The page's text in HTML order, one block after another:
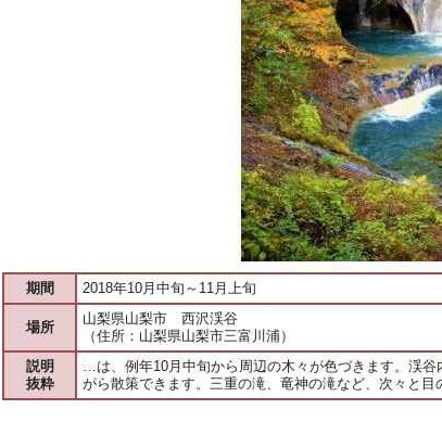
期間 2018年10月中旬～11月上旬
場所
山梨県山梨市 西沢渓谷
（住所：山梨県山梨市三富川浦）
説明
抜粋
…は、例年10月中旬から周辺の木々が色づきます。渓
がら散策できます。三重の滝、竜神の滝など、次々と